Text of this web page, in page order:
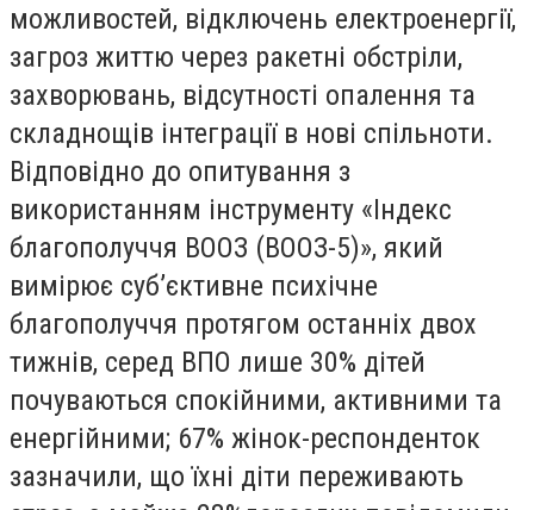
можливостей, відключень електроенергії,
загроз життю через ракетні обстріли,
захворювань, відсутності опалення та
складнощів інтеграції в нові спільноти.
Відповідно до опитування з
використанням інструменту «Індекс
благополуччя ВООЗ (ВООЗ-5)», який
вимірює суб’єктивне психічне
благополуччя протягом останніх двох
тижнів, серед ВПО лише 30% дітей
почуваються спокійними, активними та
енергійними; 67% жінок-респонденток
зазначили, що їхні діти переживають